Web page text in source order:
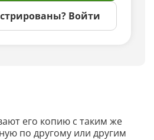
Войти
его копию с таким же
по другому или другим